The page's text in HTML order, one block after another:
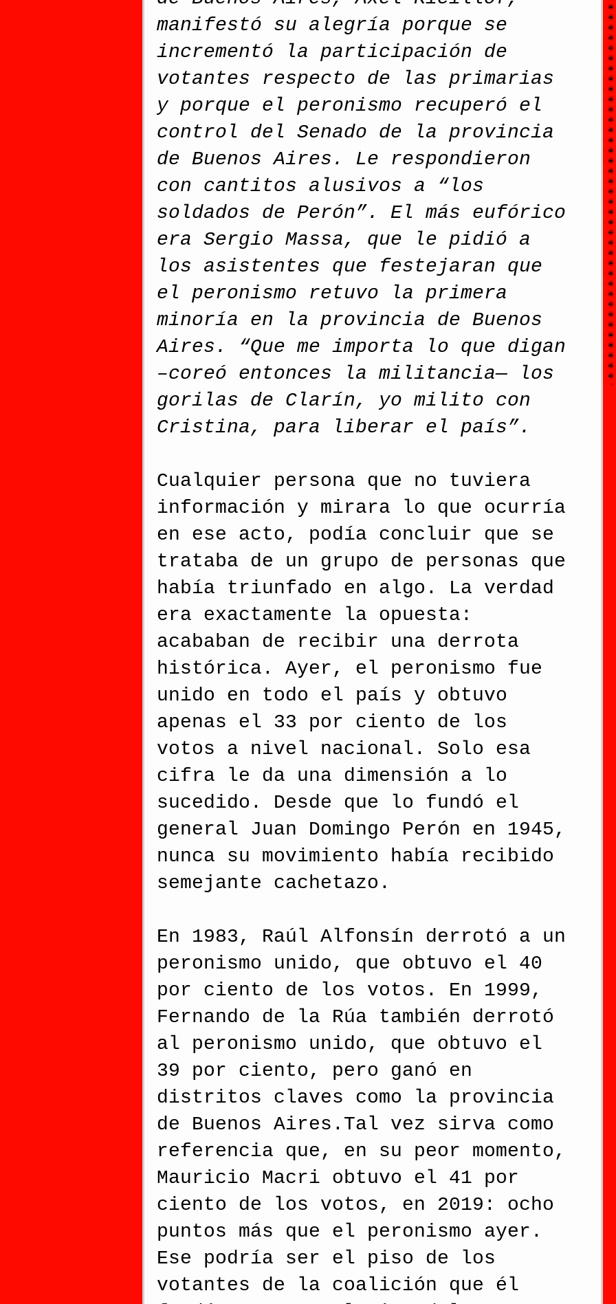
manifestó su alegría porque se
incrementó la participación de
votantes respecto de las primarias
y porque el peronismo recuperó el
control del Senado de la provincia
de Buenos Aires. Le respondieron
con cantitos alusivos a “los
soldados de Perón”. El más eufórico
era Sergio Massa, que le pidió a
los asistentes que festejaran que
el peronismo retuvo la primera
minoría en la provincia de Buenos
Aires. “Que me importa lo que digan
–coreó entonces la militancia— los
gorilas de Clarín, yo milito con
Cristina, para liberar el país”.
Cualquier persona que no tuviera
información y mirara lo que ocurría
en ese acto, podía concluir que se
trataba de un grupo de personas que
había triunfado en algo. La verdad
era exactamente la opuesta:
acababan de recibir una derrota
histórica. Ayer, el peronismo fue
unido en todo el país y obtuvo
apenas el 33 por ciento de los
votos a nivel nacional. Solo esa
cifra le da una dimensión a lo
sucedido. Desde que lo fundó el
general Juan Domingo Perón en 1945,
nunca su movimiento había recibido
semejante cachetazo.
En 1983, Raúl Alfonsín derrotó a un
peronismo unido, que obtuvo el 40
por ciento de los votos. En 1999,
Fernando de la Rúa también derrotó
al peronismo unido, que obtuvo el
39 por ciento, pero ganó en
distritos claves como la provincia
de Buenos Aires.Tal vez sirva como
referencia que, en su peor momento,
Mauricio Macri obtuvo el 41 por
ciento de los votos, en 2019: ocho
puntos más que el peronismo ayer.
Ese podría ser el piso de los
votantes de la coalición que él